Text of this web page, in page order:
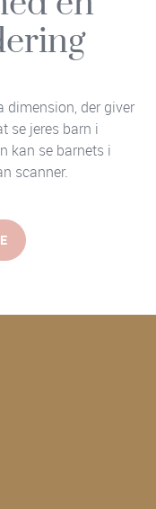
dimension, der giver
se jeres barn i
kan se barnets i
scanner.